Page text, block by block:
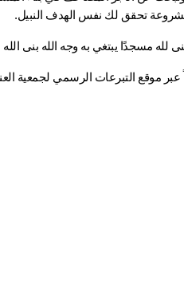
تحقق لك نفس الهدف النبيل.
مسجدًا يبتغي به وجه الله بنى الله